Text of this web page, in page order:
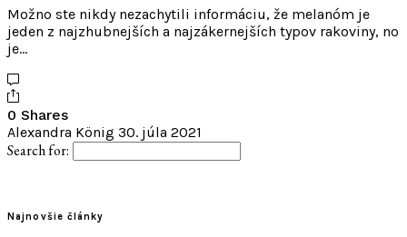
Možno ste nikdy nezachytili informáciu, že melanóm je
jeden z najzhubnejších a najzákernejších typov rakoviny, no
je…
0 Shares
Alexandra König 30. júla 2021
Search for:
Najnovšie články